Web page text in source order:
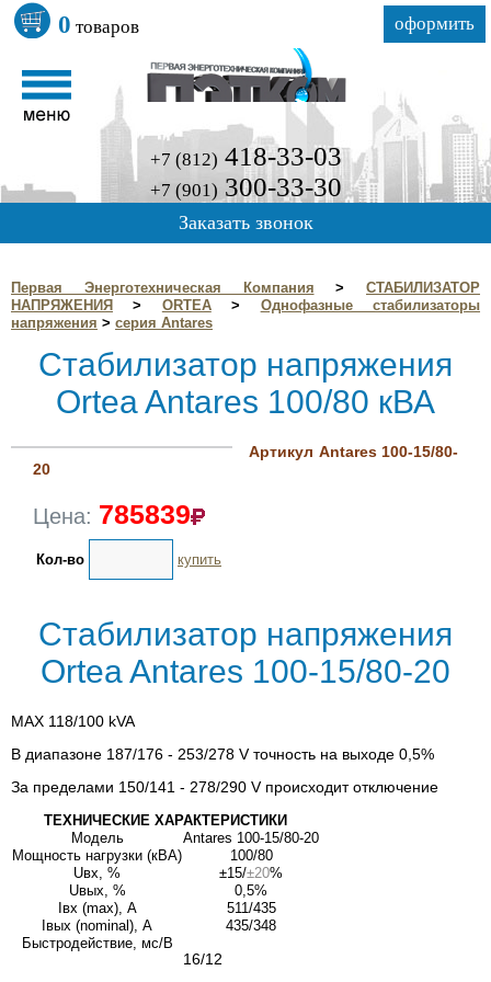
0 товаров оформить
+7 (812) 418-33-03
+7 (901) 300-33-30
Заказать звонок
Первая Энерготехническая Компания > СТАБИЛИЗАТОР
НАПРЯЖЕНИЯ
> ORTEA> Однофазные стабилизаторы
напряжения > серия Antares
Стабилизатор напряжения
Ortea Antares 100/80 кВА
Артикул Antares 100-15/80-
20
Цена: 785839
Кол-во купить
Стабилизатор напряжения
Ortea Antares 100-15/80-20
MAX 118/100 kVA
В диапазоне 187/176 - 253/278 V точность на выходе 0,5%
За пределами 150/141 - 278/290 V происходит отключение
ТЕХНИЧЕСКИЕ ХАРАКТЕРИСТИКИ
Модель
Antares 100-15/80-20
Мощность нагрузки (кВА)
100/80
Uвх, %
±15/±20%
Uвых, %
0,5%
Iвх (max), А
511/435
Iвых (nominal), А
435/348
Быстродействие, мс/В
16/12